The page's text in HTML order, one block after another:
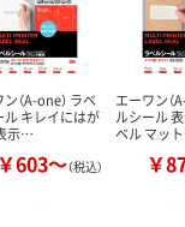
ゴへ カ
（A-one） ラベ
ル キレイにはが
示…
￥603～（税込）
エーワン（
ルシール
ベル マッ
￥